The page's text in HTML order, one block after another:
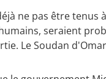
ne pas être tenus
seraient
Le Soudan